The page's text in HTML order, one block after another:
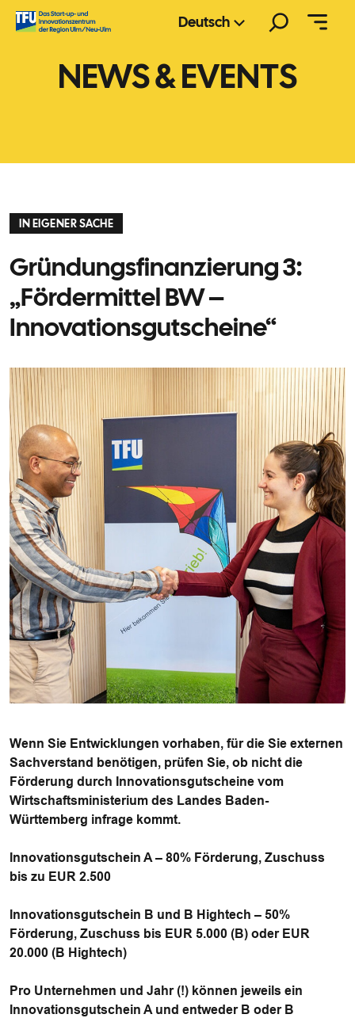
Zum
Inhalt
Deutsch
NEWS & EVENTS
IN EIGENER SACHE
Gründungsfinanzierung 3:
„Fördermittel BW –
Innovationsgutscheine“
Wenn Sie Entwicklungen vorhaben, für die Sie externen
Sachverstand benötigen, prüfen Sie, ob nicht die
Förderung durch Innovationsgutscheine vom
Wirtschaftsministerium des Landes Baden-
Württemberg infrage kommt.
Innovationsgutschein A – 80% Förderung, Zuschuss
bis zu EUR 2.500
Innovationsgutschein B und B Hightech – 50%
Förderung, Zuschuss bis EUR 5.000 (B) oder EUR
20.000 (B Hightech)
Pro Unternehmen und Jahr (!) können jeweils ein
Innovationsgutschein A und entweder B oder B